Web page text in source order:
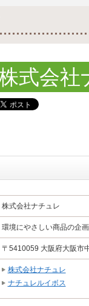
式会社
株式会社ナチュレ
環境にやさしい商品の企
〒5410059 大阪府大阪市
株式会社ナチュレ
ナチュレルイボス